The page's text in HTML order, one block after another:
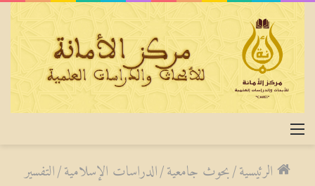
الرئيسية/بحوث جامعية/الدراسات الإسلامية/التفسير